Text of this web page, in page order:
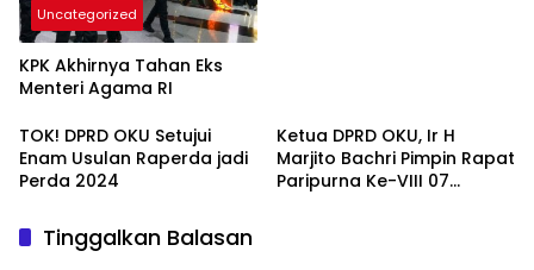
Uncategorized
KPK Akhirnya Tahan Eks
Menteri Agama RI
TOK! DPRD OKU Setujui
Enam Usulan Raperda jadi
Perda 2024
Ketua DPRD OKU, Ir H
Marjito Bachri Pimpin Rapat
Paripurna Ke-VIII 07
Tinggalkan Balasan